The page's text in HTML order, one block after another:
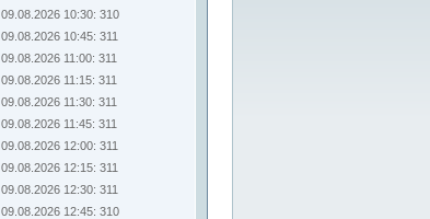
09.08.2026 10:30: 310
09.08.2026 10:45: 311
09.08.2026 11:00: 311
09.08.2026 11:15: 311
09.08.2026 11:30: 311
09.08.2026 11:45: 311
09.08.2026 12:00: 311
09.08.2026 12:15: 311
09.08.2026 12:30: 311
09.08.2026 12:45: 310